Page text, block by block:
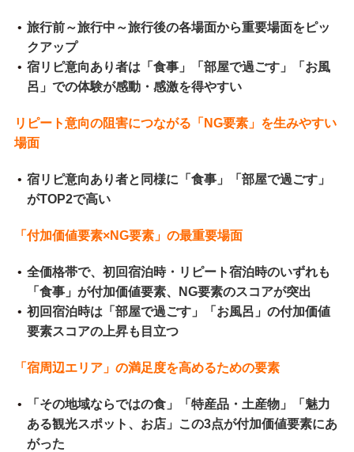
旅行前～旅行中～旅行後の各場面から重要場面をピッ
クアップ
宿リピ意向あり者は「食事」「部屋で過ごす」「お風
呂」での体験が感動・感激を得やすい
リピート意向の阻害につながる「NG要素」を生みやすい
場面
宿リピ意向あり者と同様に「食事」「部屋で過ごす」
がTOP2で高い
「付加価値要素×NG要素」の最重要場面
全価格帯で、初回宿泊時・リピート宿泊時のいずれも
「食事」が付加価値要素、NG要素のスコアが突出
初回宿泊時は「部屋で過ごす」「お風呂」の付加価値
要素スコアの上昇も目立つ
「宿周辺エリア」の満足度を高めるための要素
「その地域ならではの食」「特産品・土産物」「魅力
ある観光スポット、お店」この3点が付加価値要素にあ
がった